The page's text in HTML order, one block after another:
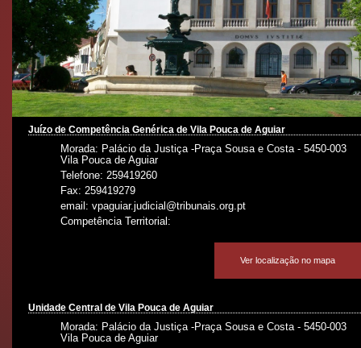
Juízo de Competência Genérica de Vila Pouca de Aguiar
Morada: Palácio da Justiça -Praça Sousa e Costa - 5450-003
Vila Pouca de Aguiar
Telefone: 259419260
Fax: 259419279
email: vpaguiar.judicial@tribunais.org.pt
Competência Territorial:
Ver localização no mapa
Unidade Central de Vila Pouca de Aguiar
Morada: Palácio da Justiça -Praça Sousa e Costa - 5450-003
Vila Pouca de Aguiar